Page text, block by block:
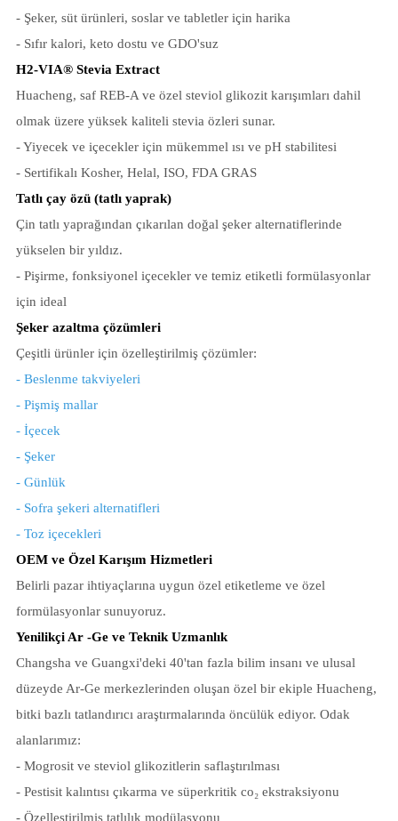
- Şeker, süt ürünleri, soslar ve tabletler için harika
- Sıfır kalori, keto dostu ve GDO'suz
H2-VIA® Stevia Extract
Huacheng, saf REB-A ve özel steviol glikozit karışımları dahil
olmak üzere yüksek kaliteli stevia özleri sunar.
- Yiyecek ve içecekler için mükemmel ısı ve pH stabilitesi
- Sertifikalı Kosher, Helal, ISO, FDA GRAS
Tatlı çay özü (tatlı yaprak)
Çin tatlı yaprağından çıkarılan doğal şeker alternatiflerinde
yükselen bir yıldız.
- Pişirme, fonksiyonel içecekler ve temiz etiketli formülasyonlar
için ideal
Şeker azaltma çözümleri
Çeşitli ürünler için özelleştirilmiş çözümler:
- Beslenme takviyeleri
- Pişmiş mallar
- İçecek
- Şeker
- Günlük
- Sofra şekeri alternatifleri
- Toz içecekleri
OEM ve Özel Karışım Hizmetleri
Belirli pazar ihtiyaçlarına uygun özel etiketleme ve özel
formülasyonlar sunuyoruz.
Yenilikçi Ar -Ge ve Teknik Uzmanlık
Changsha ve Guangxi'deki 40'tan fazla bilim insanı ve ulusal
düzeyde Ar-Ge merkezlerinden oluşan özel bir ekiple Huacheng,
bitki bazlı tatlandırıcı araştırmalarında öncülük ediyor. Odak
alanlarımız:
- Mogrosit ve steviol glikozitlerin saflaştırılması
- Pestisit kalıntısı çıkarma ve süperkritik co₂ ekstraksiyonu
- Özelleştirilmiş tatlılık modülasyonu